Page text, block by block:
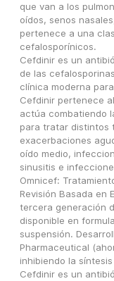
que van a los
oídos, senos
pertenece a una
cefalosporínicos.
Cefdinir es un
de las
clínica moderna
Cefdinir pertenece
actúa combatiendo
para tratar distintos
exacerbaciones
oído medio,
sinusitis e
Omnicef:
Revisión Basada en
tercera generación
disponible en
suspensión.
Pharmaceutical
inhibiendo la
Cefdinir es un